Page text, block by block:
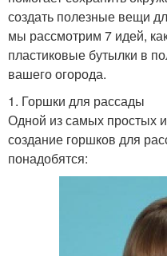
создать полезные вещи
мы рассмотрим 7 идей,
пластиковые бутылки в
вашего огорода.
1. Горшки для рассады
Одной из самых простых
создание горшков для
понадобятся: